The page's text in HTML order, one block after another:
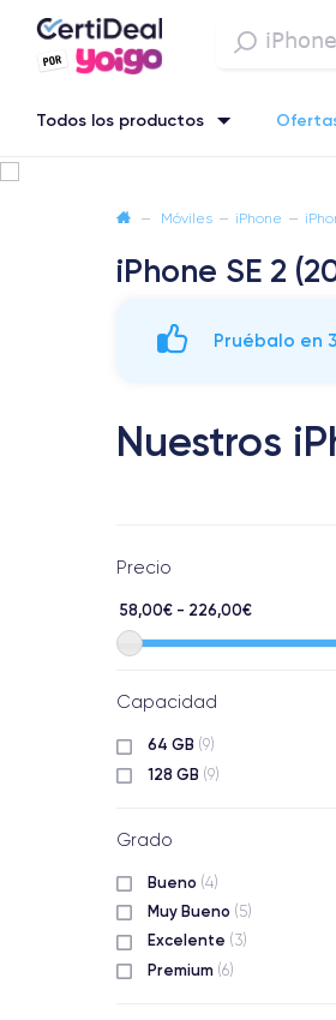
Todos los productos
— Móviles — iPhone —
iPhone SE 2
Pruébalo en
Nuestros
Precio
58,00€ - 226,00€
Capacidad
64 GB (9)
128 GB (9)
Grado
Bueno (4)
Muy Bueno (5)
Excelente (3)
Premium (6)